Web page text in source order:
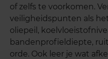
of zelfs te voorkomen.
veiligheidspunten als
oliepeil,
bandenprofieldiepte,
orde. Ook leer je wat